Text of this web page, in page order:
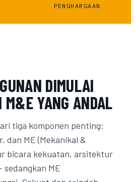
PENGHARGAAN
DIMULAI
M&E YANG ANDAL
tiga komponen penting:
ME (Mekanikal &
bicara kekuatan, arsitektur
ME